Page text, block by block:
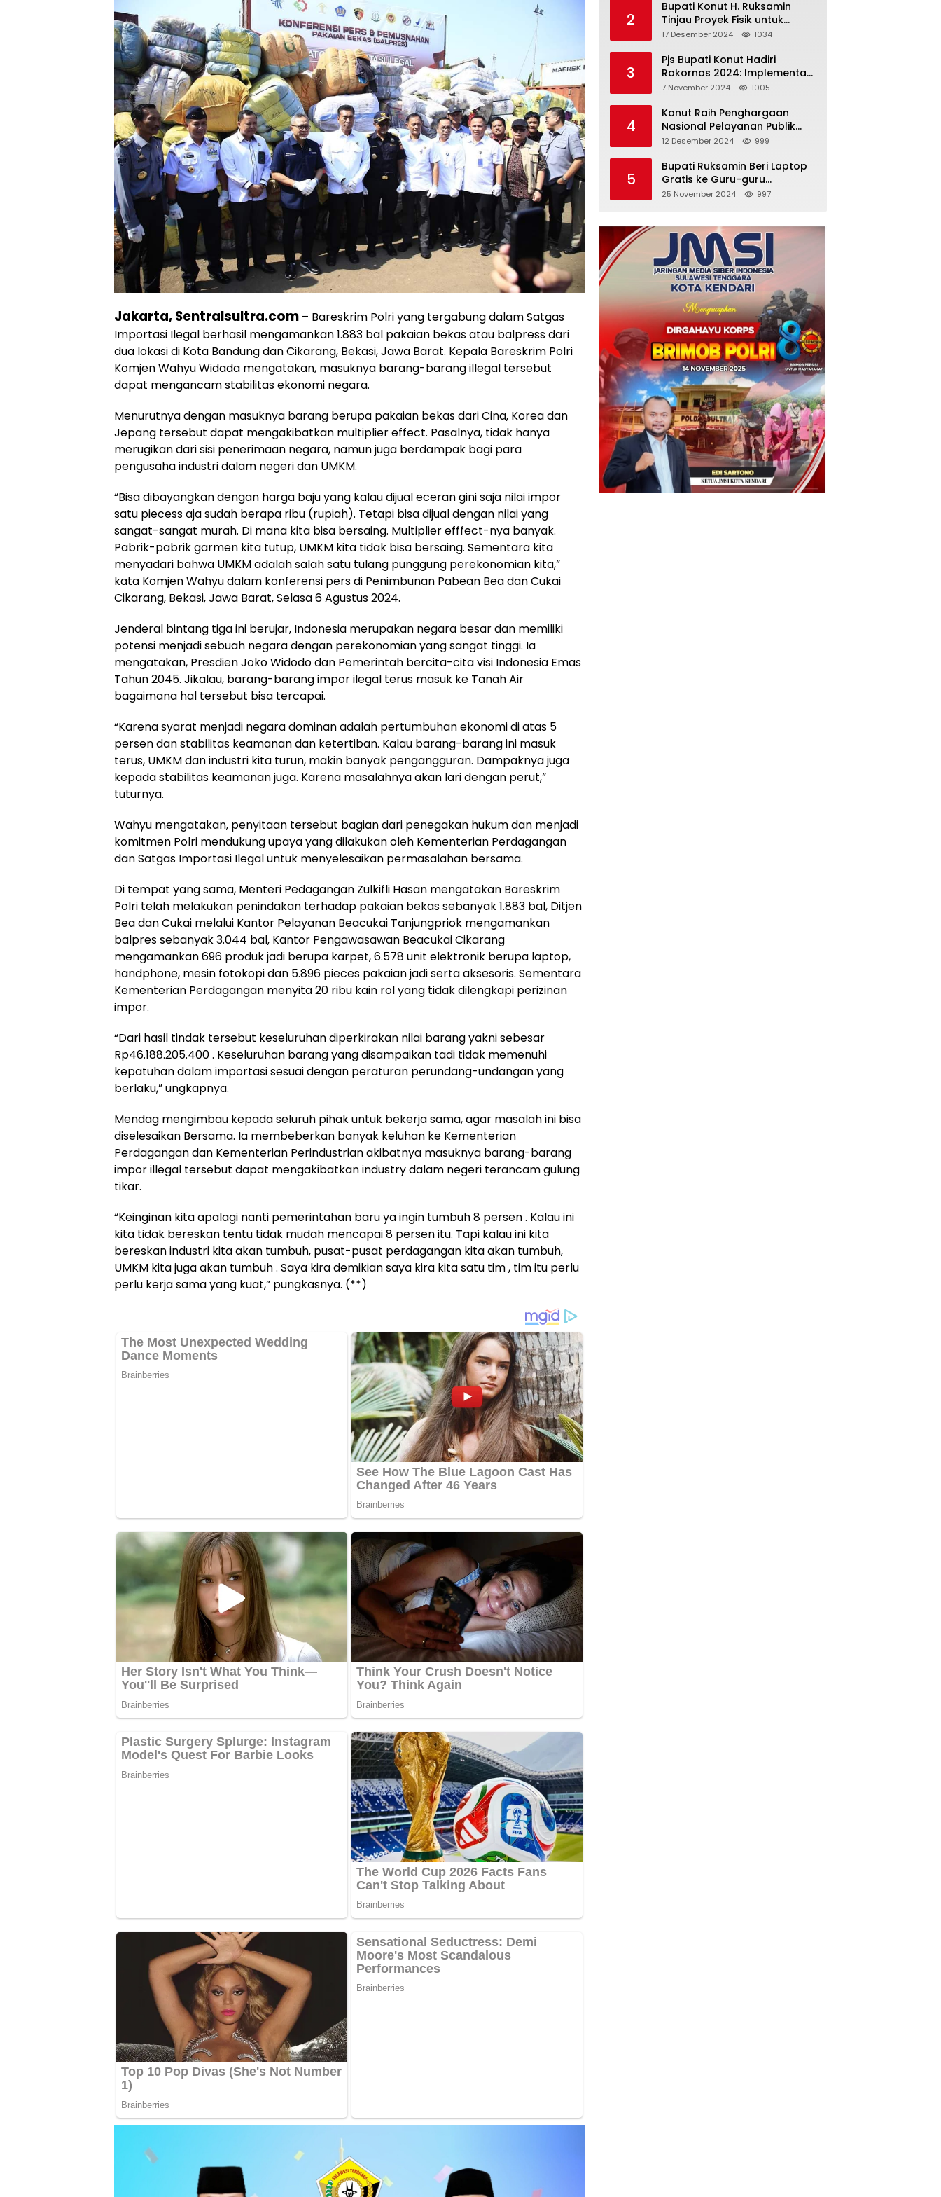
Jakarta, Sentralsultra.com – Bareskrim Polri yang tergabung dalam Satgas
Importasi Ilegal berhasil mengamankan 1.883 bal pakaian bekas atau balpress dari
dua lokasi di Kota Bandung dan Cikarang, Bekasi, Jawa Barat. Kepala Bareskrim Polri
Komjen Wahyu Widada mengatakan, masuknya barang-barang illegal tersebut
dapat mengancam stabilitas ekonomi negara.
Menurutnya dengan masuknya barang berupa pakaian bekas dari Cina, Korea dan
Jepang tersebut dapat mengakibatkan multiplier effect. Pasalnya, tidak hanya
merugikan dari sisi penerimaan negara, namun juga berdampak bagi para
pengusaha industri dalam negeri dan UMKM.
“Bisa dibayangkan dengan harga baju yang kalau dijual eceran gini saja nilai impor
satu piecess aja sudah berapa ribu (rupiah). Tetapi bisa dijual dengan nilai yang
sangat-sangat murah. Di mana kita bisa bersaing. Multiplier efffect-nya banyak.
Pabrik-pabrik garmen kita tutup, UMKM kita tidak bisa bersaing. Sementara kita
menyadari bahwa UMKM adalah salah satu tulang punggung perekonomian kita,”
kata Komjen Wahyu dalam konferensi pers di Penimbunan Pabean Bea dan Cukai
Cikarang, Bekasi, Jawa Barat, Selasa 6 Agustus 2024.
Jenderal bintang tiga ini berujar, Indonesia merupakan negara besar dan memiliki
potensi menjadi sebuah negara dengan perekonomian yang sangat tinggi. Ia
mengatakan, Presdien Joko Widodo dan Pemerintah bercita-cita visi Indonesia Emas
Tahun 2045. Jikalau, barang-barang impor ilegal terus masuk ke Tanah Air
bagaimana hal tersebut bisa tercapai.
“Karena syarat menjadi negara dominan adalah pertumbuhan ekonomi di atas 5
persen dan stabilitas keamanan dan ketertiban. Kalau barang-barang ini masuk
terus, UMKM dan industri kita turun, makin banyak pengangguran. Dampaknya juga
kepada stabilitas keamanan juga. Karena masalahnya akan lari dengan perut,”
tuturnya.
Wahyu mengatakan, penyitaan tersebut bagian dari penegakan hukum dan menjadi
komitmen Polri mendukung upaya yang dilakukan oleh Kementerian Perdagangan
dan Satgas Importasi Ilegal untuk menyelesaikan permasalahan bersama.
Di tempat yang sama, Menteri Pedagangan Zulkifli Hasan mengatakan Bareskrim
Polri telah melakukan penindakan terhadap pakaian bekas sebanyak 1.883 bal, Ditjen
Bea dan Cukai melalui Kantor Pelayanan Beacukai Tanjungpriok mengamankan
balpres sebanyak 3.044 bal, Kantor Pengawasawan Beacukai Cikarang
mengamankan 696 produk jadi berupa karpet, 6.578 unit elektronik berupa laptop,
handphone, mesin fotokopi dan 5.896 pieces pakaian jadi serta aksesoris. Sementara
Kementerian Perdagangan menyita 20 ribu kain rol yang tidak dilengkapi perizinan
impor.
“Dari hasil tindak tersebut keseluruhan diperkirakan nilai barang yakni sebesar
Rp46.188.205.400 . Keseluruhan barang yang disampaikan tadi tidak memenuhi
kepatuhan dalam importasi sesuai dengan peraturan perundang-undangan yang
berlaku,” ungkapnya.
Mendag mengimbau kepada seluruh pihak untuk bekerja sama, agar masalah ini bisa
diselesaikan Bersama. Ia membeberkan banyak keluhan ke Kementerian
Perdagangan dan Kementerian Perindustrian akibatnya masuknya barang-barang
impor illegal tersebut dapat mengakibatkan industry dalam negeri terancam gulung
tikar.
“Keinginan kita apalagi nanti pemerintahan baru ya ingin tumbuh 8 persen . Kalau ini
kita tidak bereskan tentu tidak mudah mencapai 8 persen itu. Tapi kalau ini kita
bereskan industri kita akan tumbuh, pusat-pusat perdagangan kita akan tumbuh,
UMKM kita juga akan tumbuh . Saya kira demikian saya kira kita satu tim , tim itu perlu
perlu kerja sama yang kuat,” pungkasnya. (**)
2
Bupati Konut H. Ruksamin
Tinjau Proyek Fisik untuk
Pastikan Kesesuaian dengan
17 Desember 2024 1034
3
Pjs Bupati Konut Hadiri
Rakornas 2024: Implementasi
Asta Cita Menuju Indonesia
7 November 2024 1005
4
Konut Raih Penghargaan
Nasional Pelayanan Publik
2024: Bukti Komitmen Menuju
12 Desember 2024 999
5
Bupati Ruksamin Beri Laptop
Gratis ke Guru-guru
Penggerak di Konut
25 November 2024 997